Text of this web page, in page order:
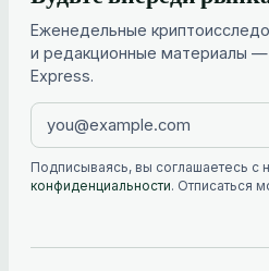
Еженедельные
и редакционные материалы —
Express.
Подписываясь, вы соглашаетесь с
конфиденциальности. Отписаться